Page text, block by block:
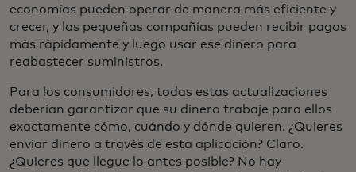
economías pueden operar de manera más eficiente y
crecer, y las pequeñas compañías pueden recibir pagos
más rápidamente y luego usar ese dinero para
reabastecer suministros.
Para los consumidores, todas estas actualizaciones
deberían garantizar que su dinero trabaje para ellos
exactamente cómo, cuándo y dónde quieren. ¿Quieres
enviar dinero a través de esta aplicación? Claro.
¿Quieres que llegue lo antes posible? No hay